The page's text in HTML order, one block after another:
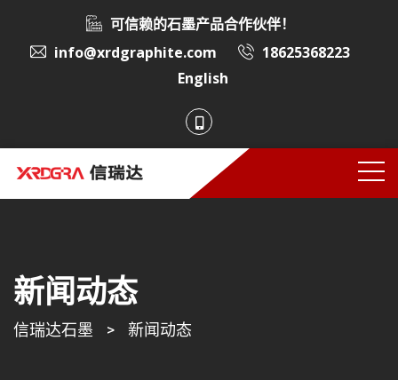
可信赖的石墨产品合作伙伴！
info@xrdgraphite.com
18625368223
English
新闻动态
信瑞达石墨 > 新闻动态